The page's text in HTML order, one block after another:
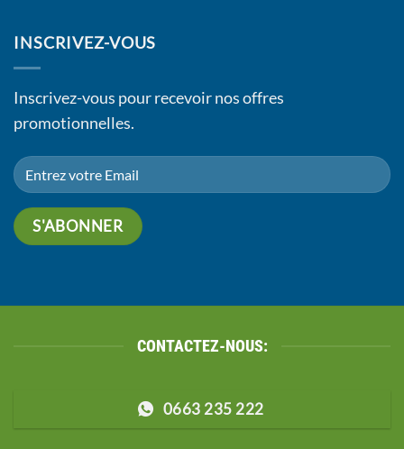
INSCRIVEZ-VOUS
Inscrivez-vous pour recevoir nos offres
promotionnelles.
CONTACTEZ-NOUS:
0663 235 222